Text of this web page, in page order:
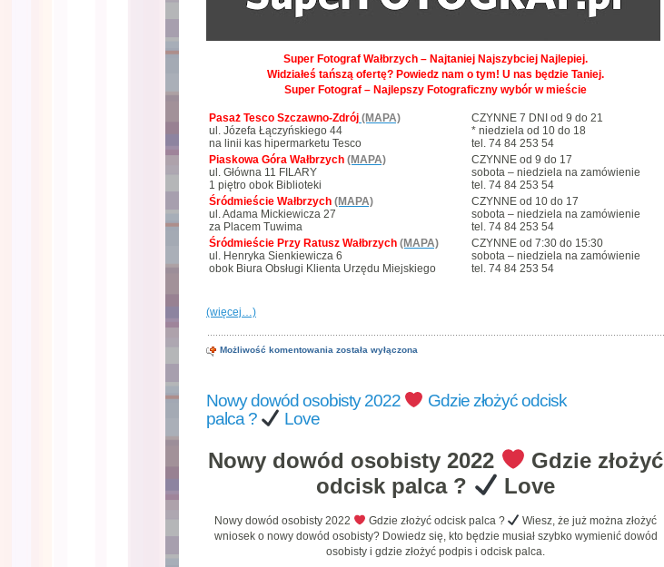
Super Fotograf Wałbrzych – Najtaniej Najszybciej Najlepiej.
Widziałeś tańszą ofertę? Powiedz nam o tym! U nas będzie Taniej.
Super Fotograf – Najlepszy Fotograficzny wybór w mieście
Pasaż Tesco Szczawno-Zdrój (MAPA)
ul. Józefa Łączyńskiego 44
na linii kas hipermarketu Tesco
CZYNNE 7 DNI od 9 do 21
* niedziela od 10 do 18
tel. 74 84 253 54
Piaskowa Góra Wałbrzych (MAPA)
ul. Główna 11 FILARY
1 piętro obok Biblioteki
CZYNNE od 9 do 17
sobota – niedziela na zamówienie
tel. 74 84 253 54
Śródmieście Wałbrzych (MAPA)
ul. Adama Mickiewicza 27
za Placem Tuwima
CZYNNE od 10 do 17
sobota – niedziela na zamówienie
tel. 74 84 253 54
Śródmieście Przy Ratusz Wałbrzych (MAPA)
ul. Henryka Sienkiewicza 6
obok Biura Obsługi Klienta Urzędu Miejskiego
CZYNNE od 7:30 do 15:30
sobota – niedziela na zamówienie
tel. 74 84 253 54
(więcej…)
Możliwość komentowania Uporządkuj
końcem
roku
została wyłączona
Nowy dowód osobisty 2022
Gdzie złożyć odcisk
palca ?
Love
Nowy dowód osobisty 2022
Gdzie złożyć
odcisk palca ?
Love
Nowy dowód osobisty 2022 Gdzie złożyć odcisk palca ?
Wiesz, że już można złożyć
wniosek o nowy dowód osobisty? Dowiedz się, kto będzie musiał szybko wymienić dowód
osobisty i gdzie złożyć podpis i odcisk palca.